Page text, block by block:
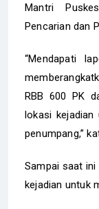
Mantri
Pencarian dan
“Mendapati
RBB 600 PK
lokasi kejadian
penumpang,”
Sampai saat
kejadian untuk